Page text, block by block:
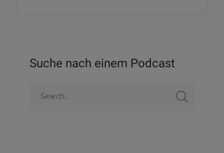
Suche nach einem Podcast